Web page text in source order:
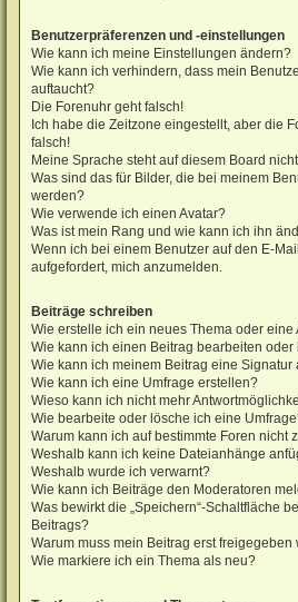
Benutzerpräferenzen und -einstellungen
Wie kann ich meine Einstellungen ändern?
Wie kann ich verhindern, dass mein
auftaucht?
Die Forenuhr geht falsch!
Ich habe die Zeitzone eingestellt, aber die
falsch!
Meine Sprache steht auf diesem Board
Was sind das für Bilder, die bei meinem
werden?
Wie verwende ich einen Avatar?
Was ist mein Rang und wie kann ich ihn
Wenn ich bei einem Benutzer auf den E-
aufgefordert, mich anzumelden.
Beiträge schreiben
Wie erstelle ich ein neues Thema oder eine
Wie kann ich einen Beitrag bearbeiten oder
Wie kann ich meinem Beitrag eine Signatur
Wie kann ich eine Umfrage erstellen?
Wieso kann ich nicht mehr
Wie bearbeite oder lösche ich eine
Warum kann ich auf bestimmte Foren nicht
Weshalb kann ich keine Dateianhänge
Weshalb wurde ich verwarnt?
Wie kann ich Beiträge den Moderatoren
Was bewirkt die „Speichern“-Schaltfläche
Beitrags?
Warum muss mein Beitrag erst freigegeben
Wie markiere ich ein Thema als neu?